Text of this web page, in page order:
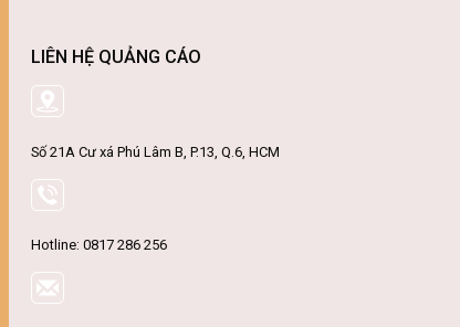
LIÊN HỆ QUẢNG CÁO
Số 21A Cư xá Phú Lâm B, P.13, Q.6, HCM
Hotline: 0817 286 256